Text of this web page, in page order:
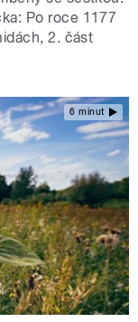
Po roce 1177
2. část
6 minut